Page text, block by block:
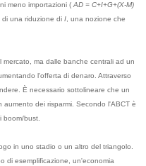
meno importazioni (AD = C+I+G+(X-M)
una riduzione di I, una nozione che
ma dalle banche centrali ad un
l'offerta di denaro. Attraverso
È necessario sottolineare che un
dei risparmi. Secondo l'ABCT è
boom/bust.
in uno stadio o un altro del triangolo.
di esemplificazione, un'economia